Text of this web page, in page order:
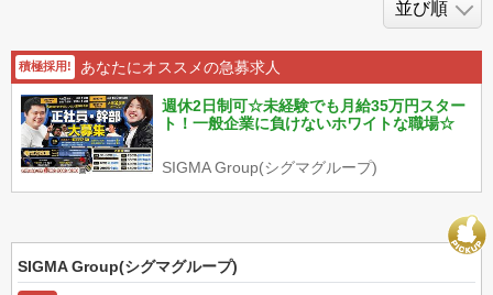
積極採用! あなたにオススメの急募求人
週休2日制可☆未経験でも月給35万円スター
ト！一般企業に負けないホワイトな職場☆
SIGMA Group(シグマグループ)
SIGMA Group(シグマグループ)